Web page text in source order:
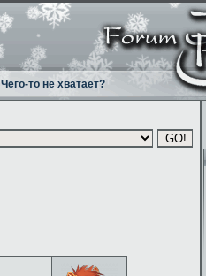
Чего-то не хватает?